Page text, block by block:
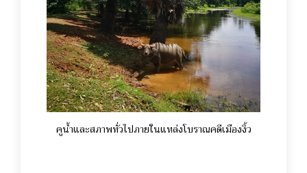
คูน้ำและสภาพทั่วไปภายในแหล่งโบราณคดีเมืองงิ้ว